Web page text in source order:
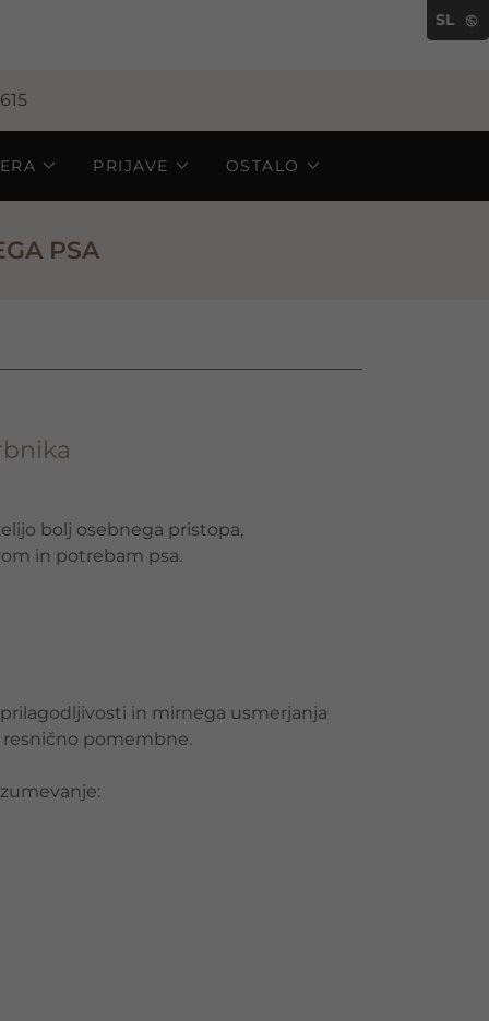
SL
PRIJAVE OSTALO
PSA
bolj osebnega pristopa,
in potrebam psa.
in mirnega usmerjanja
resnično pomembne.